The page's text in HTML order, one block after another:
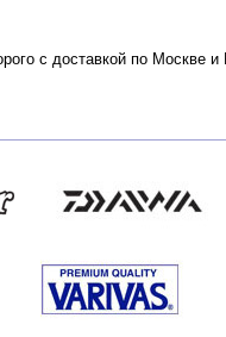
с доставкой по Москве